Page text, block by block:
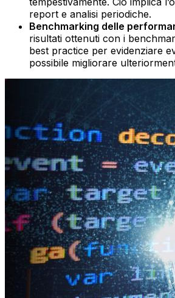
report e analisi periodiche.
Benchmarking delle
risultati ottenuti con i
best practice per evidenziare
possibile migliorare